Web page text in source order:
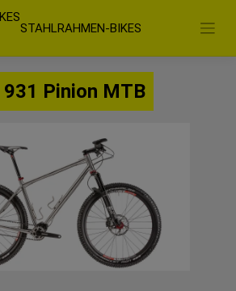
STAHLRAHMEN-BIKES
Pinion MTB